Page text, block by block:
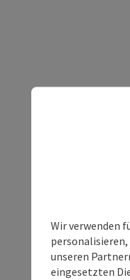
Wir verwenden
unseren
eingesetzten